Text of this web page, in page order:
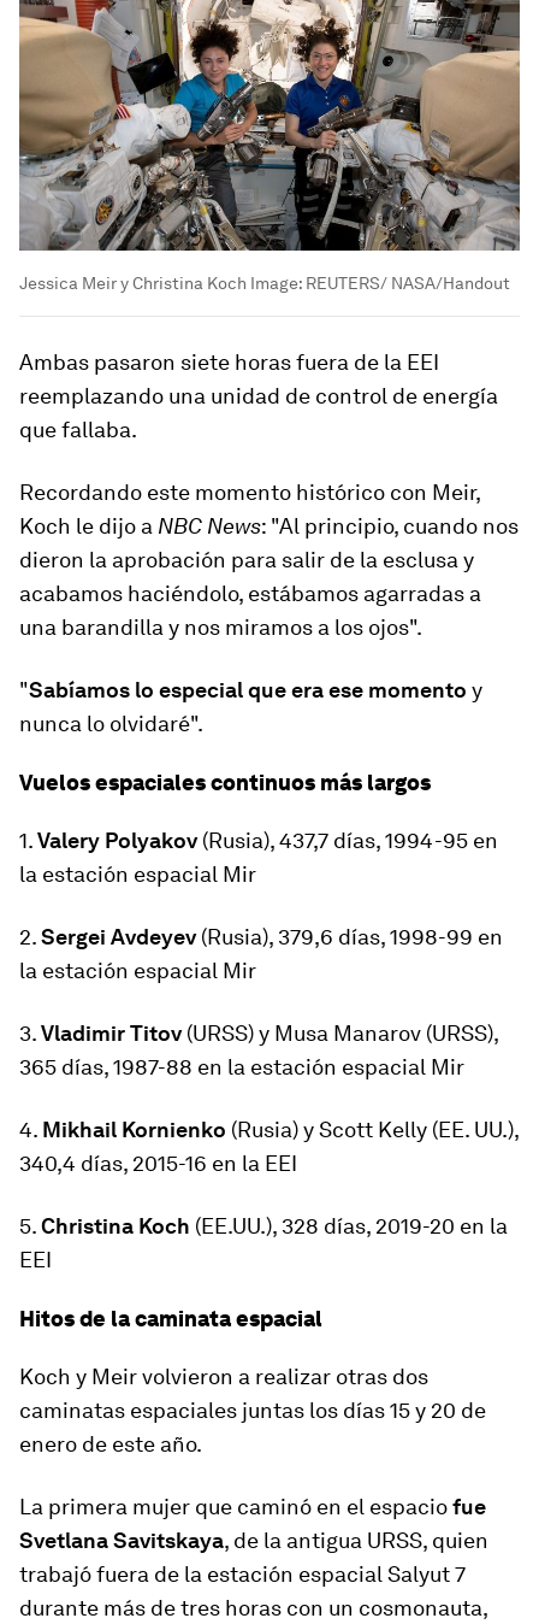
Jessica Meir y Christina Koch Image: REUTERS/ NASA/Handout
Ambas pasaron siete horas fuera de la EEI
reemplazando una unidad de control de energía
que fallaba.
Recordando este momento histórico con Meir,
Koch le dijo a NBC News: "Al principio, cuando nos
dieron la aprobación para salir de la esclusa y
acabamos haciéndolo, estábamos agarradas a
una barandilla y nos miramos a los ojos".
"Sabíamos lo especial que era ese momento y
nunca lo olvidaré".
Vuelos espaciales continuos más largos
1.Valery Polyakov(Rusia), 437,7 días, 1994-95 en
la estación espacial Mir
2.Sergei Avdeyev(Rusia), 379,6 días, 1998-99 en
la estación espacial Mir
3.Vladimir Titov(URSS) y Musa Manarov (URSS),
365 días, 1987-88 en la estación espacial Mir
4. Mikhail Kornienko (Rusia) y Scott Kelly (EE. UU.),
340,4 días, 2015-16 en la EEI
5.Christina Koch (EE.UU.), 328 días, 2019-20 en la
EEI
Hitos de la caminata espacial
Koch y Meir volvieron a realizar otras dos
caminatas espaciales juntas los días 15 y 20 de
enero de este año.
La primera mujer que caminó en el espaciofue
Svetlana Savitskaya, de la antigua URSS, quien
trabajó fuera de la estación espacial Salyut 7
durante más de tres horas con un cosmonauta,